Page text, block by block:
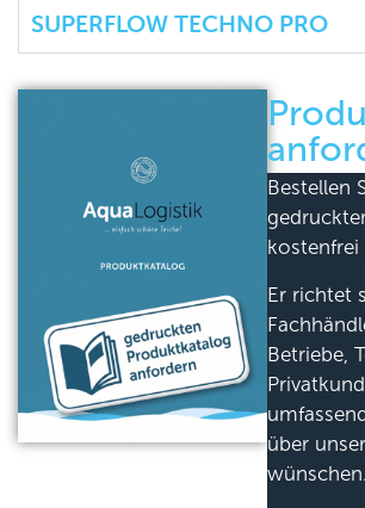
SUPERFLOW TECHNO PRO
Bestellen
kostenfrei
Er richtet
Betriebe,
über
wünschen.